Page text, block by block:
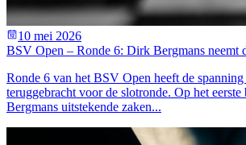
10 mei 2026
BSV Open – Ronde 6: Dirk Bergmans neemt
Ronde 6 van het BSV Open heeft de
teruggebracht voor de slotronde. Op het
Bergmans uitstekende zaken...